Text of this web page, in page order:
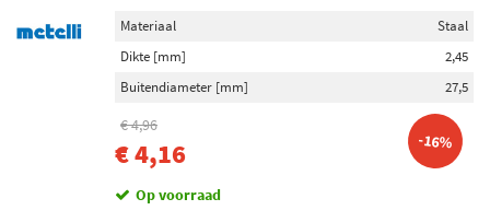
Materiaal
Staal
Dikte [mm]
2,45
Buitendiameter [mm]
27,5
€ 4,96
€ 4,16 -16%
Op voorraad